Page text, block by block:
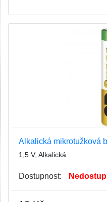
Alkalická mikrotužková
1,5 V, Alkalická
Dostupnost: